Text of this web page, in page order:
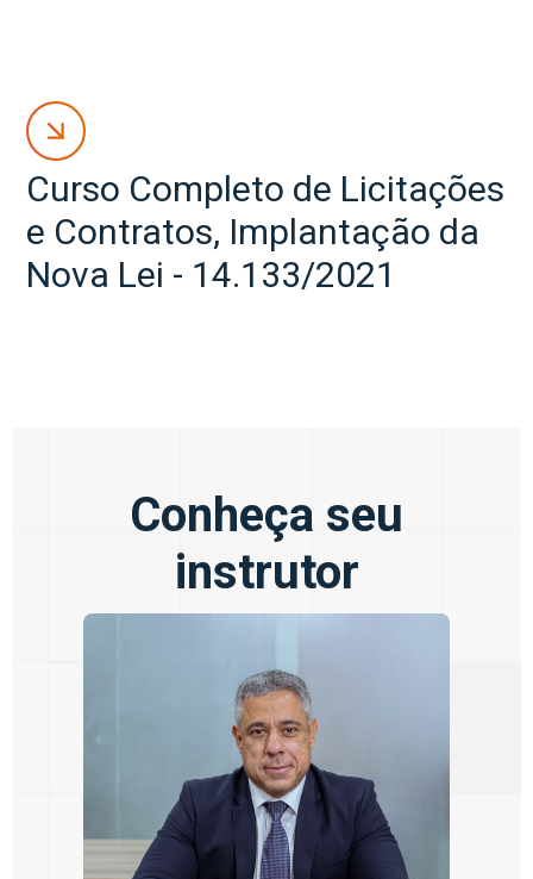
Curso Completo de Licitações
e Contratos, Implantação da
Nova Lei - 14.133/2021
Conheça seu
instrutor